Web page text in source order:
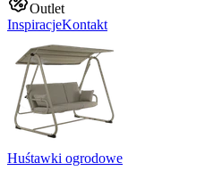
Outlet
InspiracjeKontakt
Huśtawki ogrodowe